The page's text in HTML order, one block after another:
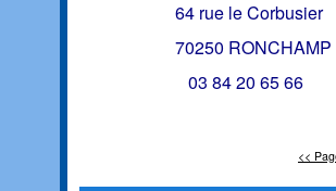
64 rue le Corbusier
70250 RONCHAMP
03 84 20 65 66
<<